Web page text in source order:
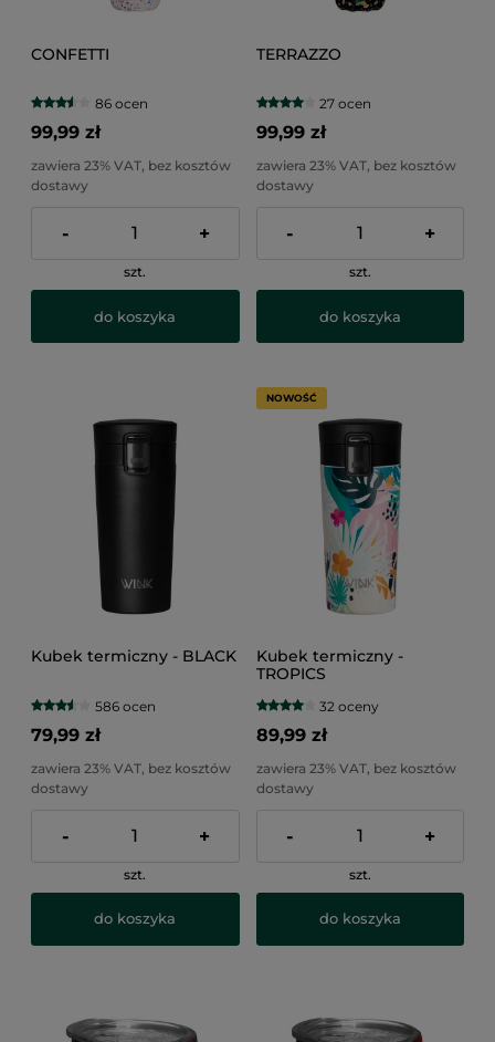
CONFETTI
86 ocen
99,99 zł
zawiera 23% VAT, bez kosztów
dostawy
- +
szt.
do koszyka
TERRAZZO
27 ocen
99,99 zł
zawiera 23% VAT, bez kosztów
dostawy
- +
szt.
do koszyka
Kubek termiczny - BLACK
586 ocen
79,99 zł
zawiera 23% VAT, bez kosztów
dostawy
- +
szt.
do koszyka
Kubek termiczny -
TROPICS
32 oceny
89,99 zł
zawiera 23% VAT, bez kosztów
dostawy
- +
szt.
do koszyka
NOWOŚĆ